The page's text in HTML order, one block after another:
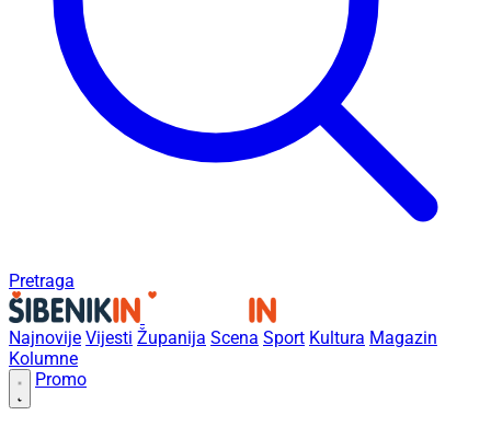
Pretraga
Najnovije Vijesti Županija Scena Sport Kultura Magazin
Kolumne
Promo